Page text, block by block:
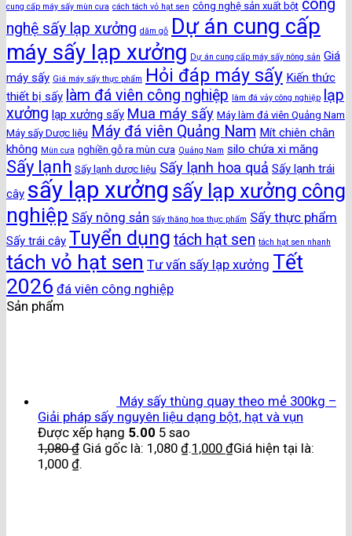
cung cấp máy sấy mùn cưa cách tách vỏ hạt sen công nghệ sản xuất bột công
nghệ sấy lạp xưởng dăm gỗ Dự án cung cấp
máy sấy lạp xưởng Dự án cung cấp máy sấy nông sản Giá
máy sấy Giá máy sấy thực phẩm Hỏi đáp máy sấy Kiến thức
thiết bị sấy làm đá viên công nghiệp làm đá vảy công nghiệp
lạp
xưởng lạp xưởng sấy Mua máy sấy Máy làm đá viên Quảng Nam
Máy sấy Dược liệu Máy đá viên Quảng Nam Mít chiên chân
không Mùn cưa nghiền gỗ ra mùn cưa Quảng Nam silo chứa xi măng
Sấy lạnh Sấy lạnh dược liệu Sấy lạnh hoa quả Sấy lạnh trái
cây sấy lạp xưởng sấy lạp xưởng công
nghiệp Sấy nông sản Sấy thăng hoa thực phẩm Sấy thực phẩm
Sấy trái cây Tuyển dụng tách hạt sen tách hạt sen nhanh
tách vỏ hạt sen Tư vấn sấy lạp xưởng Tết
2026 đá viên công nghiệp
Sản phẩm
Máy sấy thùng quay theo mẻ 300kg –
Giải pháp sấy nguyên liệu dạng bột, hạt và vụn
Được xếp hạng 5.00 5 sao
1,080₫ Giá gốc là: 1,080 ₫.1,000 ₫Giá hiện tại là:
1,000 ₫.